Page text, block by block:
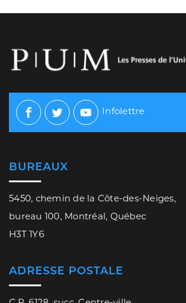
Facebook
TwitterYoutube
Infolettre
BUREAUX
5450, chemin de la Côte-des-Neiges,
bureau 100, Montréal, Québec
H3T 1Y6
ADRESSE POSTALE